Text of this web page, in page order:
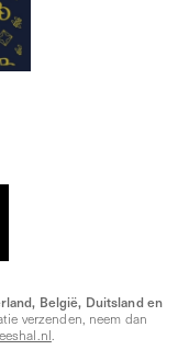
België, Duitsland en
verzenden, neem dan